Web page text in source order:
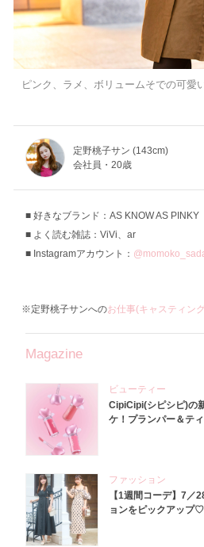
ピンク、ラメ、ボリュームそでの可愛
定野桃子サン (143cm)
会社員・20歳
好きなブランド：AS KNOW AS PINKY
よく読む雑誌：ViVi、ar
Instagramアカウント：
※定野桃子サンへのお仕事(キャスティン
Magazine
ビューティー
CipiCipi(シピシピ)の
ケ！プランパー＆テ
ファッション
【1週間コーデ】7／
ョンをピックアップ♡